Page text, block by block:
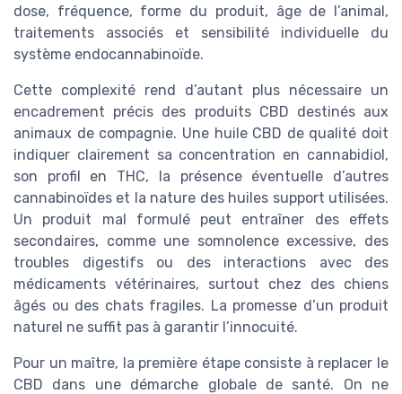
dose, fréquence, forme du produit, âge de l’animal,
traitements associés et sensibilité individuelle du
système endocannabinoïde.
Cette complexité rend d’autant plus nécessaire un
encadrement précis des produits CBD destinés aux
animaux de compagnie. Une huile CBD de qualité doit
indiquer clairement sa concentration en cannabidiol,
son profil en THC, la présence éventuelle d’autres
cannabinoïdes et la nature des huiles support utilisées.
Un produit mal formulé peut entraîner des effets
secondaires, comme une somnolence excessive, des
troubles digestifs ou des interactions avec des
médicaments vétérinaires, surtout chez des chiens
âgés ou des chats fragiles. La promesse d’un produit
naturel ne suffit pas à garantir l’innocuité.
Pour un maître, la première étape consiste à replacer le
CBD dans une démarche globale de santé. On ne